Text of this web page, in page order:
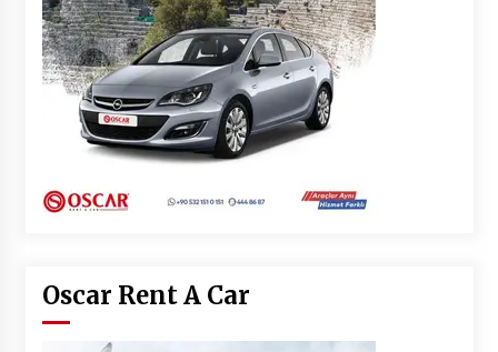
Oscar Rent A Car